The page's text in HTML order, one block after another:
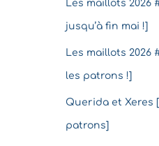
Les maillots 2026
jusqu’à fin mai !]
Les maillots 2026
les patrons !]
Querida et Xeres
patrons]